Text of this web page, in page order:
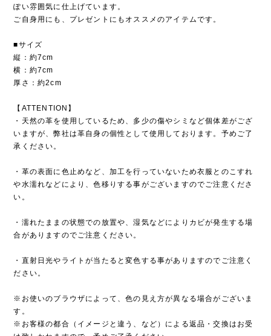
ぽい雰囲気に仕上げています。
ご自身用にも、プレゼントにもオススメのアイテムです。
■サイズ
縦：約7cm
横：約7cm
厚さ：約2cm
【ATTENTION】
・天然の革を使用しているため、多少の傷やシミなど個体差がござ
いますが、弊社は革自身の個性として使用しております。予めご了
承ください。
・革の表面に色止めなど、加工を行っていないため衣服とのこすれ
や水濡れなどにより、色移りする事がございますのでご注意くださ
い。
・濡れたままの状態での放置や、湿気などによりカビが発生する場
合がありますのでご注意ください。
・直射日光やライトが当たると変色する事がありますのでご注意く
ださい。
※お使いのブラウザによって、色の見え方が異なる場合がございま
す。
※お客様の都合（イメージと違う、など）による返品・交換はお受